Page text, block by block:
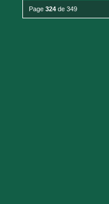
Page 324 de 349